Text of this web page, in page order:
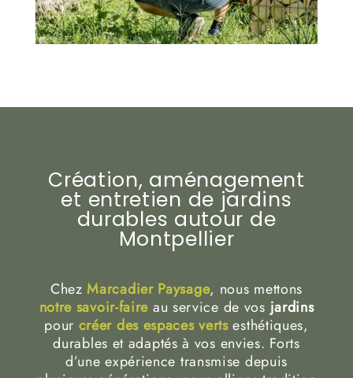
Création, aménagement
et entretien de jardins
durables autour de
Montpellier
ChezMarcadier Paysage, nous mettons
notre savoir-faire au service de vosjardins
pour créer des espaces vertsesthétiques,
durables et adaptés à vos envies. Forts
d’une expérience transmise depuis